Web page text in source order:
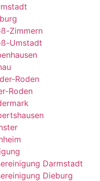
Zimmern
Umstadt
Roden
Roden
Darmstadt
Dieburg